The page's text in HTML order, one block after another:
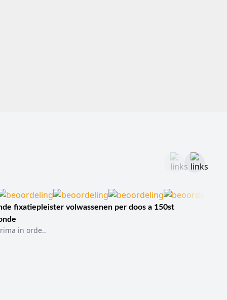
fixatiepleister volwassenen per doos a 150st
in orde..